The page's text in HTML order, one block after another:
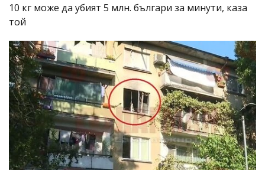
10 кг може да убият 5 млн. българи за минути, каза
той